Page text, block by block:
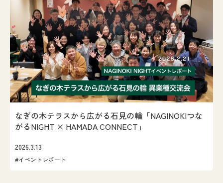
なぎの木テラスから広がる石見の輪「NAGINOKIつな
がるNIGHT × HAMADA CONNECT」
2026.3.13
#イベントレポート